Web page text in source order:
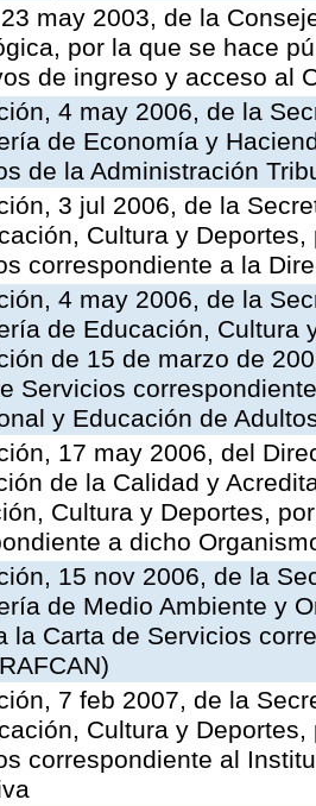
may 2003, de la
por la que se hace
de ingreso y acceso al
4 may 2006, de la
de Economía y
de la Administración
3 jul 2006, de la
Cultura y
correspondiente a la
4 may 2006, de la
de Educación, Cultura
de 15 de marzo de
Servicios
y Educación de
17 may 2006, del
de la Calidad y
Cultura y Deportes,
a dicho
15 nov 2006, de la
de Medio Ambiente y
la Carta de Servicios
7 feb 2007, de la
Cultura y
correspondiente al